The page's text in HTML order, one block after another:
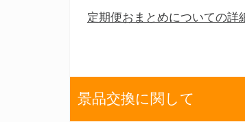
定期便おまとめについての詳
景品交換に関して